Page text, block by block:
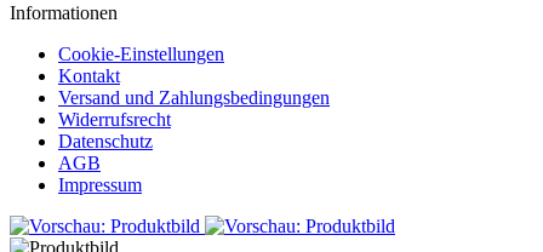
Informationen
Cookie-Einstellungen
Kontakt
Versand und Zahlungsbedingungen
Widerrufsrecht
Datenschutz
AGB
Impressum